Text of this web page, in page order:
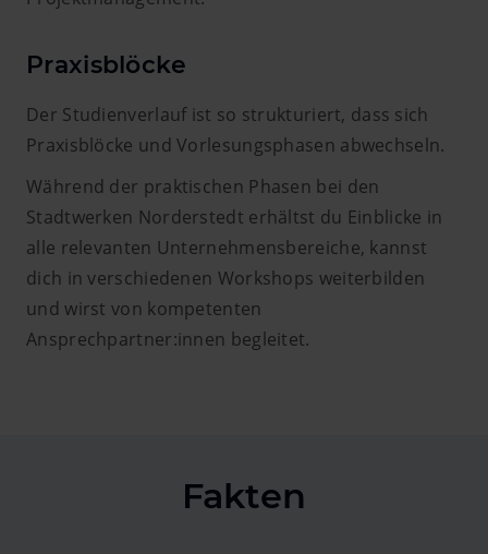
Praxisblöcke
Der Studienverlauf ist so strukturiert, dass sich
Praxisblöcke und Vorlesungsphasen abwechseln.
Während der praktischen Phasen bei den
Stadtwerken Norderstedt erhältst du Einblicke in
alle relevanten Unternehmensbereiche, kannst
dich in verschiedenen Workshops weiterbilden
und wirst von kompetenten
Ansprechpartner:innen begleitet.
Fakten